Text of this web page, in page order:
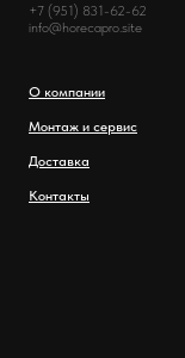
+7 (951) 831-62-62
info@horecapro.site
О компании
Монтаж и сервис
Доставка
Контакты